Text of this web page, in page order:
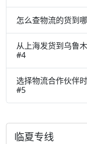
怎么查物流的货到
从上海发货到乌鲁
#4
选择物流合作伙伴
#5
临夏专线